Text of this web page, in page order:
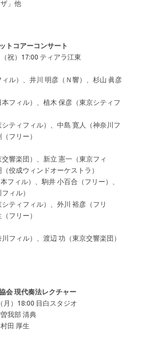
」他
トコアーコンサート
祝）17:00 ティアラ江東
ル）、井川 明彦（Ｎ響）、杉山 眞彦
フィル）、植木 保彦（東京シティフ
ティフィル）、中島 寛人（神奈川フ
フリー）
交響楽団）、新立 憲一（東京フィ
佼成ウィンドオーケストラ）
フィル）、駒井 小百合（フリー）、
ィル）
ティフィル）、外川 裕彦（フリ
フリー）
フィル）、渡辺 功（東京交響楽団）
会 現代奏法レクチャー
月）18:00 目白スタジオ
我部 清典
田 厚生